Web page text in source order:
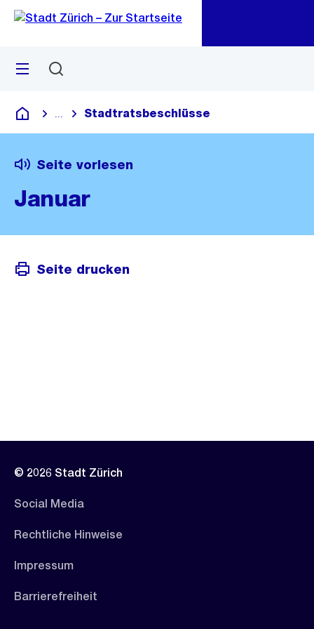
Navigation
Sprunglink
Menü
Deutsch
Blende alle Breadcrumbs ein
Stadtratsbeschlüsse
Seite vorlesen
Januar
Seite drucken
© 2026 Stadt Zürich
Social Media
Rechtliche Hinweise
Impressum
Barrierefreiheit